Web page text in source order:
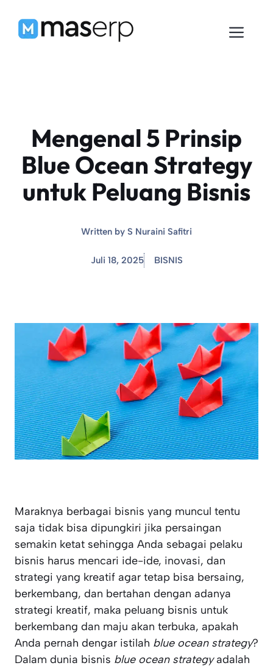
Mengenal 5 Prinsip
Blue Ocean Strategy
untuk Peluang Bisnis
Written by S Nuraini Safitri
Juli 18, 2025 BISNIS
Maraknya berbagai bisnis yang muncul tentu
saja tidak bisa dipungkiri jika persaingan
semakin ketat sehingga Anda sebagai pelaku
bisnis harus mencari ide-ide, inovasi, dan
strategi yang kreatif agar tetap bisa bersaing,
berkembang, dan bertahan dengan adanya
strategi kreatif, maka peluang bisnis untuk
berkembang dan maju akan terbuka, apakah
Anda pernah dengar istilah blue ocean strategy?
Dalam dunia bisnis blue ocean strategyadalah